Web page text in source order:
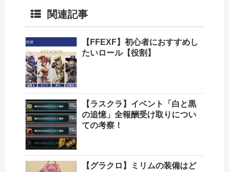
関連記事
【FFEXF】初心者におすすめし
たいロール【役割】
【ラスクラ】イベント「白と黒
の追憶」全報酬受け取りについ
ての考察！
【グラクロ】ミリムの装備はど